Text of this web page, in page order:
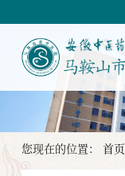
您现在的位置： 首页